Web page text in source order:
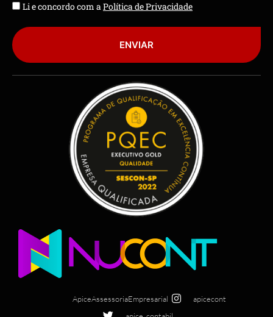
Li e concordo com aPolítica de Privacidade
ENVIAR
ApiceAssessoriaEmpresarial
apicecont